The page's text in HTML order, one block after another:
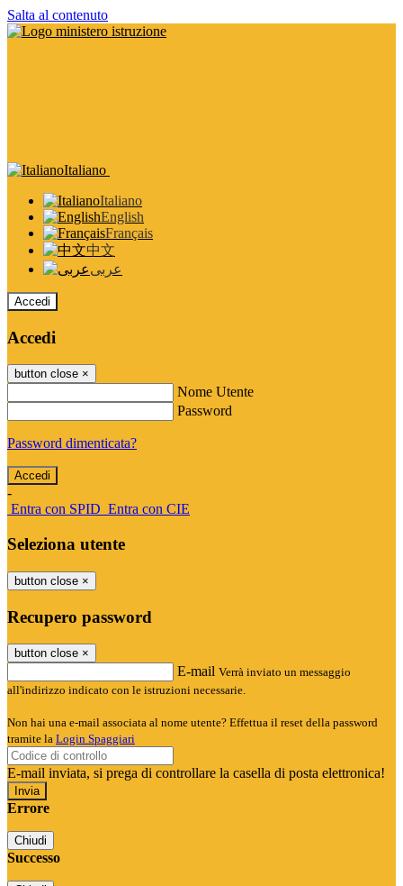
Salta al contenuto
Italiano
Italiano
English
Français
中文
عربى
Accedi
Accedi
button close ×
Nome Utente
Password
Password dimenticata?
-
Entra con SPID Entra con CIE
Seleziona utente
button close ×
Recupero password
button close ×
E-mail Verrà inviato un messaggio
all'indirizzo indicato con le istruzioni necessarie.
Non hai una e-mail associata al nome utente? Effettua il reset della password
tramite la Login Spaggiari
E-mail inviata, si prega di controllare la casella di posta elettronica!
Errore
Chiudi
Successo